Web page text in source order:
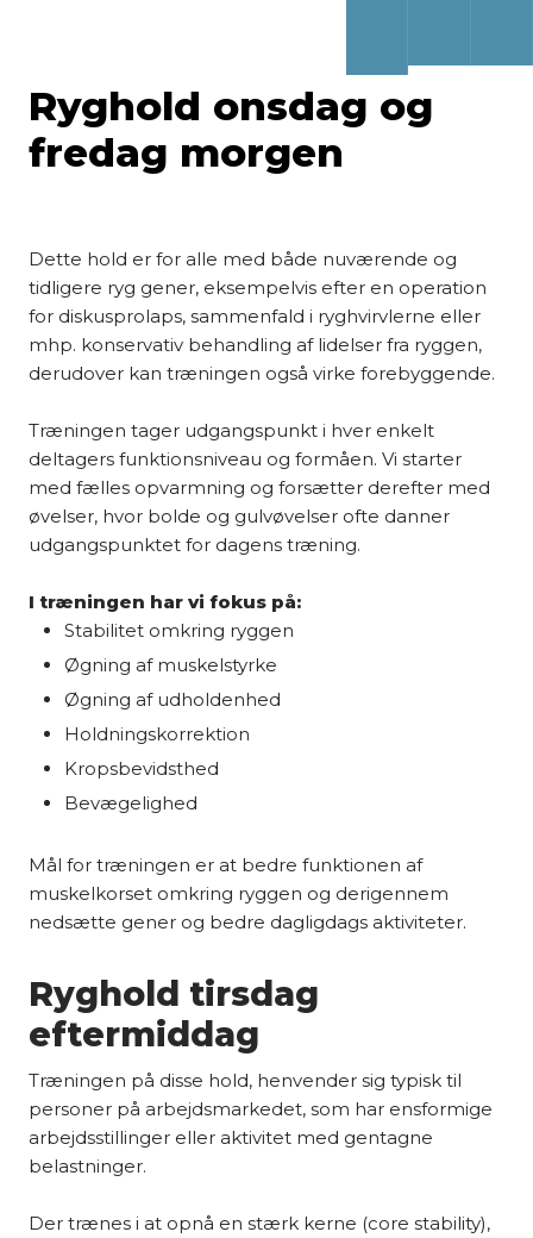
Ryghold onsdag og
fredag morgen
Dette hold er for alle med både nuværende og
tidligere ryg gener, eksempelvis efter en operation
for diskusprolaps, sammenfald i ryghvirvlerne eller
mhp. konservativ behandling af lidelser fra ryggen,
derudover kan træningen også virke forebyggende.
Træningen tager udgangspunkt i hver enkelt
deltagers funktionsniveau og formåen. Vi starter
med fælles opvarmning og forsætter derefter med
øvelser, hvor bolde og gulvøvelser ofte danner
udgangspunktet for dagens træning.
I træningen har vi fokus på:
Stabilitet omkring ryggen
Øgning af muskelstyrke
Øgning af udholdenhed
Holdningskorrektion
Kropsbevidsthed
Bevægelighed​
Mål for træningen er at bedre funktionen af
muskelkorset omkring ryggen og derigennem
nedsætte gener og bedre dagligdags aktiviteter.
Ryghold tirsdag
eftermiddag
Træningen på disse hold, henvender sig typisk til
personer på arbejdsmarkedet, som har ensformige
arbejdsstillinger eller aktivitet med gentagne
belastninger.
Der trænes i at opnå en stærk kerne (core stability),